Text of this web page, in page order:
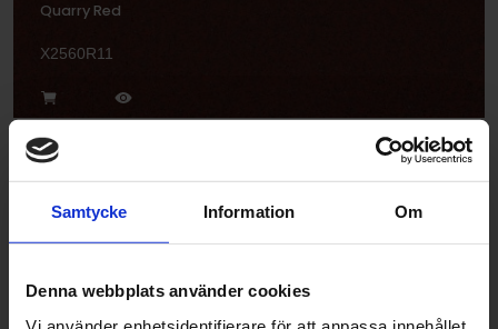
Samtycke Information Om
Denna webbplats använder cookies
Quarry Red
X2560R11
Graphite